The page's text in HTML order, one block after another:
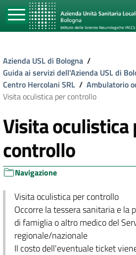
Azienda USL di Bologna /
Guida ai servizi dell'Azienda USL di
Centro Hercolani SRL / Ambulatorio
Visita oculistica per controllo
Visita oculistica
controllo
Navigazione
Visita oculistica per controllo
Occorre la tessera sanitaria e la
di famiglia o altro medico del
regionale/nazionale
Il costo dell'eventuale ticket